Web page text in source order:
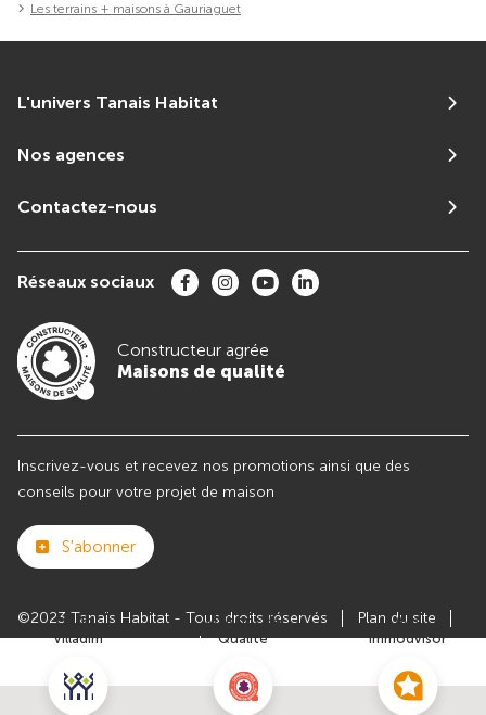
Club
Villadim
Maisons de
Qualité
Avis
Immodvisor
Les terrains + maisons à Gauriaguet
L'univers Tanais Habitat
Nos agences
Contactez-nous
Réseaux sociaux
Constructeur agrée
Maisons de qualité
Inscrivez-vous et recevez nos promotions ainsi que des
conseils pour votre projet de maison
S'abonner
©2023 Tanaïs Habitat - Tous droits réservés
Plan du site
Paramètres des cookies
Politiques de Confidentialités
Mentions légales
Recrutement
Le groupe VILLADIM